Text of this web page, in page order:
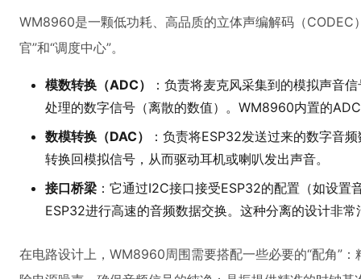
WM8960是一颗低功耗、高品质的立体声编解码（CODEC
官”和“调度中心”。
模数转换（ADC）
：负责将麦克风采集到的模拟声音
处理的数字信号（离散的数值）。WM8960内置的
数模转换（DAC）
：负责将ESP32发送过来的数字音
转换回模拟信号，从而驱动耳机或喇叭发出声音。
接口桥梁 ：它通过I2C接口接受ESP32的配置（如设
ESP32进行高速的音频数据交换。这种分离的设计非
在电路设计上，WM8960周围需要搭配一些必要的“配角”